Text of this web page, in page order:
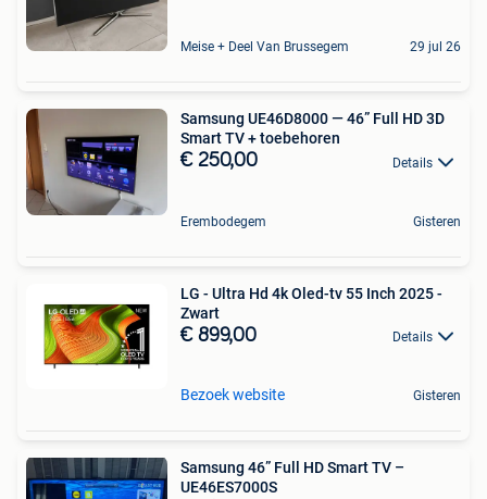
Meise + Deel Van Brussegem 29 jul 26
Samsung UE46D8000 — 46” Full HD 3D
Smart TV + toebehoren
€ 250,00 Details
Erembodegem Gisteren
LG - Ultra Hd 4k Oled-tv 55 Inch 2025 -
Zwart
€ 899,00 Details
Bezoek website Gisteren
Samsung 46” Full HD Smart TV –
UE46ES7000S